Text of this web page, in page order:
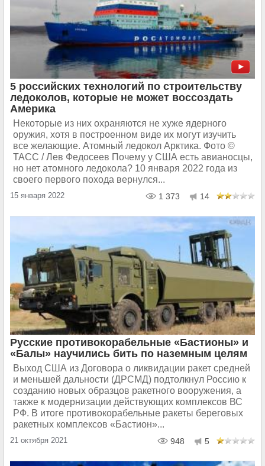
5 российских технологий по строительству
ледоколов, которые не может воссоздать
Америка
Некоторые из них охраняются не хуже ядерного
оружия, хотя в построенном виде их могут изучить
все желающие. Атомный ледокол Арктика. Фото ©
ТАСС / Лев Федосеев Почему у США есть авианосцы,
но нет атомного ледокола? 10 января 2022 года из
своего первого похода вернулся...
15 января 2022 1 373 14
Русские противокорабельные «Бастионы» и
«Балы» научились бить по наземным целям
Выход США из Договора о ликвидации ракет средней
и меньшей дальности (ДРСМД) подтолкнул Россию к
созданию новых образцов ракетного вооружения, а
также к модернизации действующих комплексов ВС
РФ. В итоге противокорабельные ракеты береговых
ракетных комплексов «Бастион»...
21 октября 2021 948 5